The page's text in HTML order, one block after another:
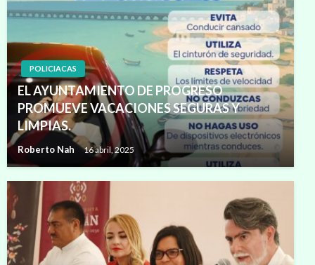
POLICIACAS
EL AYUNTAMIENTO DE PROGRESO
PROMUEVE VACACIONES SEGURAS Y
LIMPIAS.
Roberto Nah 16 abril, 2025